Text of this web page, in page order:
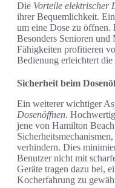
Die Vorteile elektrischer
ihrer Bequemlichkeit.
um eine Dose zu öffnen.
Besonders Senioren und
Fähigkeiten profitieren
Bedienung erleichtert
Sicherheit beim
Ein weiterer wichtiger
Dosenöffnen.
jene von Hamilton
verhindern. Dies
Benutzer nicht mit
Geräte tragen dazu bei,
Kocherfahrung zu